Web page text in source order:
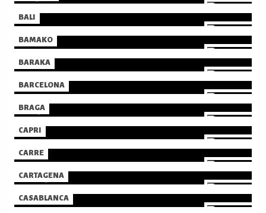
BALI
BAMAKO
BARAKA
BARCELONA
BRAGA
CAPRI
CARRE
CARTAGENA
CASABLANCA